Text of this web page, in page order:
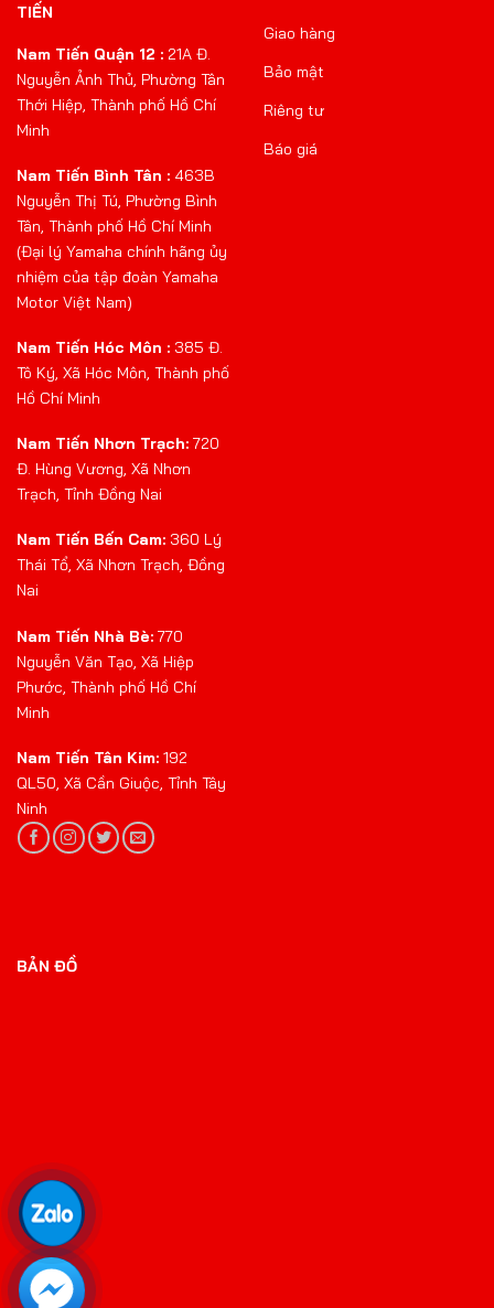
TIẾN
Nam Tiến Quận 12 : 21A Đ.
Nguyễn Ảnh Thủ, Phường Tân
Thới Hiệp, Thành phố Hồ Chí
Minh
Nam Tiến Bình Tân : 463B
Nguyễn Thị Tú, Phường Bình
Tân, Thành phố Hồ Chí Minh
(Đại lý Yamaha chính hãng ủy
nhiệm của tập đoàn Yamaha
Motor Việt Nam)
Nam Tiến Hóc Môn : 385 Đ.
Tô Ký, Xã Hóc Môn, Thành phố
Hồ Chí Minh
Nam Tiến Nhơn Trạch: 720
Đ. Hùng Vương, Xã Nhơn
Trạch, Tỉnh Đồng Nai
Nam Tiến Bến Cam: 360 Lý
Thái Tổ, Xã Nhơn Trạch, Đồng
Nai
Nam Tiến Nhà Bè: 770
Nguyễn Văn Tạo, Xã Hiệp
Phước, Thành phố Hồ Chí
Minh
Nam Tiến Tân Kim: 192
QL50, Xã Cần Giuộc, Tỉnh Tây
Ninh
Giao hàng
Bảo mật
Riêng tư
Báo giá
BẢN ĐỒ